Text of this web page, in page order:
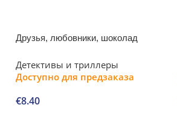
Друзья, любовники, шоколад
Детективы и триллеры
Доступно для предзаказа
€8.40